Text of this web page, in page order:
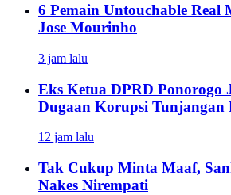
6 Pemain Untouchable Real
Jose Mourinho
3 jam lalu
Eks Ketua DPRD Ponorogo
Dugaan Korupsi Tunjangan
12 jam lalu
Tak Cukup Minta Maaf,
Nakes Nirempati